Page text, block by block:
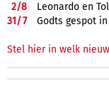
2/8
Leonardo en
31/7 Godts gespot
Stel hier in welk